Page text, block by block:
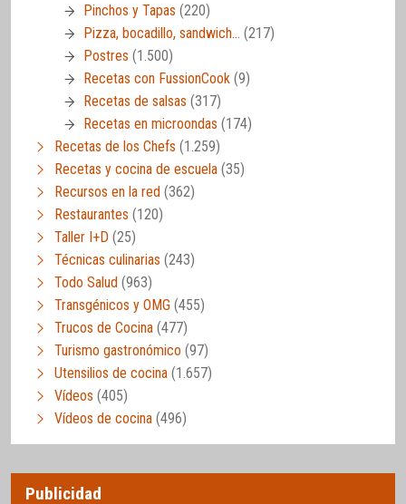
Pinchos y Tapas (220)
Pizza, bocadillo, sandwich… (217)
Postres (1.500)
Recetas con FussionCook (9)
Recetas de salsas (317)
Recetas en microondas (174)
Recetas de los Chefs (1.259)
Recetas y cocina de escuela (35)
Recursos en la red (362)
Restaurantes (120)
Taller I+D (25)
Técnicas culinarias (243)
Todo Salud (963)
Transgénicos y OMG (455)
Trucos de Cocina (477)
Turismo gastronómico (97)
Utensilios de cocina (1.657)
Vídeos (405)
Vídeos de cocina (496)
Publicidad